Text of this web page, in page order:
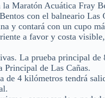
Maratón Acuática Fray
con el balneario Las
y contará con un cupo
a favor y costa
La prueba principal
Principal de Las Cañas.
de 4 kilómetros tendrá